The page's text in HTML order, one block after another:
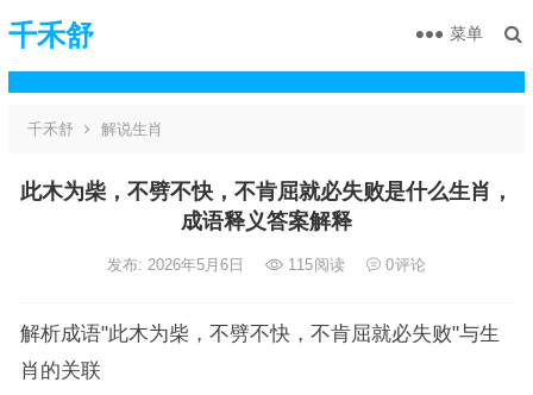
千禾舒 菜单
千禾舒 解说生肖
此木为柴，不劈不快，不肯屈就必失败是什么生肖，
成语释义答案解释
发布: 2026年5月6日 115阅读 0评论
解析成语"此木为柴，不劈不快，不肯屈就必失败"与生
肖的关联